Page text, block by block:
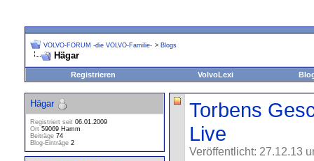
VOLVO-FORUM -die VOLVO-Familie- > Blogs
Hägar
Registrieren VolvoLexi
Torbens
Live
Veröffentlicht: 27.12.13
Hägar
Registriert seit 06.01.2009
Ort 59069 Hamm
Beiträge 74
Blog-Einträge 2